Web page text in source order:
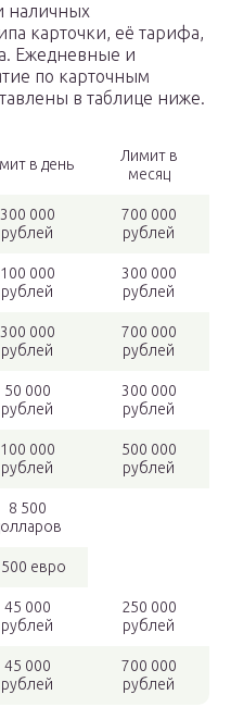
наличных
карточки, её тарифа,
Ежедневные и
по карточным
в таблице ниже.
в день
Лимит в
месяц
300 000
рублей
700 000
рублей
100 000
рублей
300 000
рублей
300 000
рублей
700 000
рублей
50 000
рублей
300 000
рублей
100 000
рублей
500 000
рублей
8 500
500 евро
45 000
рублей
250 000
рублей
45 000
рублей
700 000
рублей